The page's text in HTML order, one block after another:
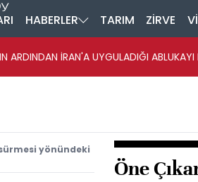
HABERLER TARIM ZİRVE
ARDINDAN İRAN'A UYGULADIĞI ABLUKAYI
yönündeki
Öne